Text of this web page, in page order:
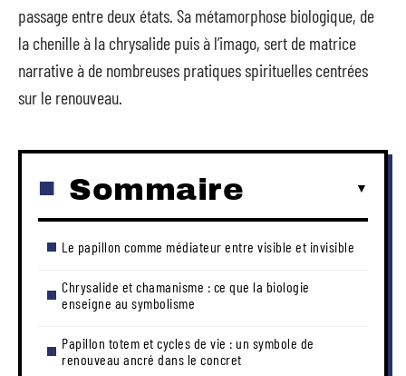
passage entre deux états. Sa métamorphose biologique, de
la chenille à la chrysalide puis à l’imago, sert de matrice
narrative à de nombreuses pratiques spirituelles centrées
sur le renouveau.
Sommaire
Le papillon comme médiateur entre visible et invisible
Chrysalide et chamanisme : ce que la biologie
enseigne au symbolisme
Papillon totem et cycles de vie : un symbole de
renouveau ancré dans le concret